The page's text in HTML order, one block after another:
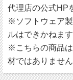
代理店の公式HP
※ソフトウェア
ルはできかねま
※こちらの商品
材ではありません